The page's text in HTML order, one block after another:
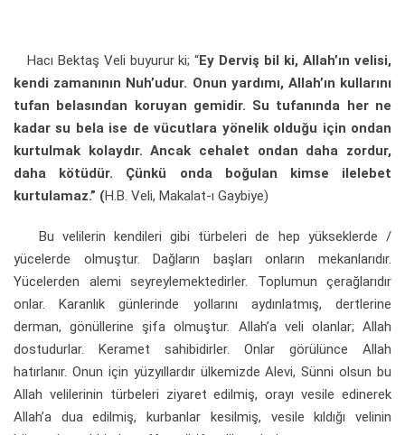
Hacı Bektaş Veli buyurur ki; “Ey Derviş bil ki, Allah’ın velisi,
kendi zamanının Nuh’udur. Onun yardımı, Allah’ın kullarını
tufan belasından koruyan gemidir. Su tufanında her ne
kadar su bela ise de vücutlara yönelik olduğu için ondan
kurtulmak kolaydır. Ancak cehalet ondan daha zordur,
daha kötüdür. Çünkü onda boğulan kimse ilelebet
kurtulamaz.” (H.B. Veli, Makalat-ı Gaybiye)
Bu velilerin kendileri gibi türbeleri de hep yükseklerde /
yücelerde olmuştur. Dağların başları onların mekanlarıdır.
Yücelerden alemi seyreylemektedirler. Toplumun çerağlarıdır
onlar. Karanlık günlerinde yollarını aydınlatmış, dertlerine
derman, gönüllerine şifa olmuştur. Allah’a veli olanlar; Allah
dostudurlar. Keramet sahibidirler. Onlar görülünce Allah
hatırlanır. Onun için yüzyıllardır ülkemizde Alevi, Sünni olsun bu
Allah velilerinin türbeleri ziyaret edilmiş, orayı vesile edinerek
Allah’a dua edilmiş, kurbanlar kesilmiş, vesile kıldığı velinin